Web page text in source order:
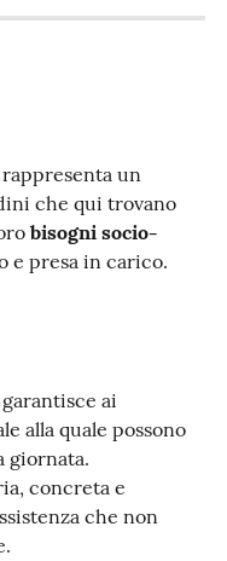
rappresenta un
che qui trovano
bisogni socio-
e presa in carico.
ai
alla quale possono
giornata.
concreta e
che non